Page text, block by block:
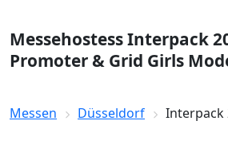
Messehostess Interpack
Promoter & Grid Girls
Messen Düsseldorf Interpack